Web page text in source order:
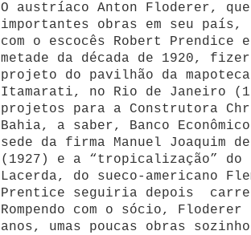
O austríaco Anton Floderer,
importantes obras em seu
com o escocês Robert Prendice
metade da década de 1920,
projeto do pavilhão da
Itamarati, no Rio de Janeiro
projetos para a Construtora
Bahia, a saber, Banco
sede da firma Manuel Joaquim
(1927) e a “tropicalização” do
Lacerda, do sueco-americano
Prentice seguiria depois
Rompendo com o sócio,
anos, umas poucas obras